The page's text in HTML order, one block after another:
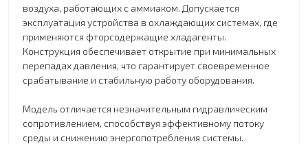
воздуха, работающих с аммиаком. Допускается
эксплуатация устройства в охлаждающих системах, где
применяются фторсодержащие хладагенты.
Конструкция обеспечивает открытие при минимальных
перепадах давления, что гарантирует своевременное
срабатывание и стабильную работу оборудования.
Модель отличается незначительным гидравлическим
сопротивлением, способствуя эффективному потоку
среды и снижению энергопотребления системы.